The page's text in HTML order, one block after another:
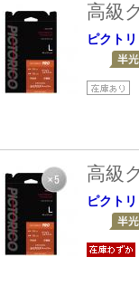
高級
ピクト
高級
ピクト